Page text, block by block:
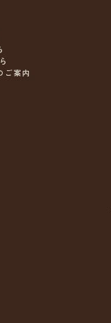
ご案内